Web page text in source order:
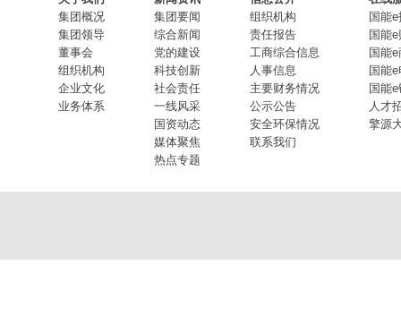
集团概况
集团领导
董事会
组织机构
企业文化
业务体系
集团要闻
综合新闻
党的建设
科技创新
社会责任
一线风采
国资动态
媒体聚焦
热点专题
组织机构
责任报告
工商综合信息
人事信息
主要财务情况
公示公告
安全环保情况
联系我们
国能e
国能e
国能e
国能e
国能e
人才
擎源